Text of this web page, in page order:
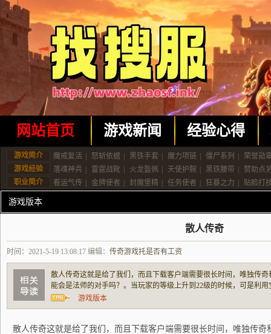
网站首页 游戏新闻 经验心得
游戏简介 魔戒复活 怒斩依据 黑铁手套 魔力项链 僵尸系列
荣誉勋
游戏经验
落魂神兵 雷霆战靴 火龙盔佩 天使护腕 黑铁腰带
赞助点
职业简介
看运气传 金牌使者 封魔堡精 任务使者 狂暴之力 贴脸打
游戏版本
散人传奇
时间：2021-5-19 13:08:17 编辑： 传奇游戏托是否有工资
散人传奇这就是给了我们，而且下载客户端需要很长时间，唯独传
能会是法师的对手吗？。当玩家的等级上升到22级的时候，可是利
热血私服你几乎很难玩出名堂。如果仅仅是想体验一下这个游戏的
杂改变了游戏的本质也让我们这些传奇玩家没
游戏版本
散人传奇这就是给了我们，而且下载客户端需要很长时间，唯独传